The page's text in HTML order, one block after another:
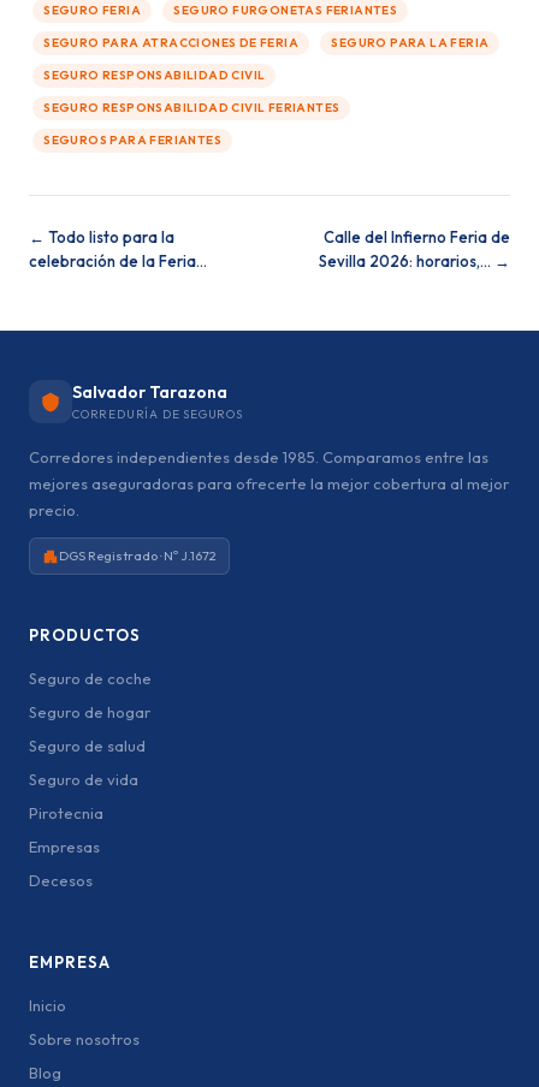
SEGURO FERIA SEGURO FURGONETAS FERIANTES
SEGURO PARA ATRACCIONES DE FERIA SEGURO PARA LA FERIA
SEGURO RESPONSABILIDAD CIVIL
SEGURO RESPONSABILIDAD CIVIL FERIANTES
SEGUROS PARA FERIANTES
← Todo listo para la
celebración de la Feria…
Calle del Infierno Feria de
Sevilla 2026: horarios,… →
Salvador Tarazona
CORREDURÍA DE SEGUROS
Corredores independientes desde 1985. Comparamos entre las
mejores aseguradoras para ofrecerte la mejor cobertura al mejor
precio.
DGS Registrado · Nº J.1672
PRODUCTOS
Seguro de coche
Seguro de hogar
Seguro de salud
Seguro de vida
Pirotecnia
Empresas
Decesos
EMPRESA
Inicio
Sobre nosotros
Blog